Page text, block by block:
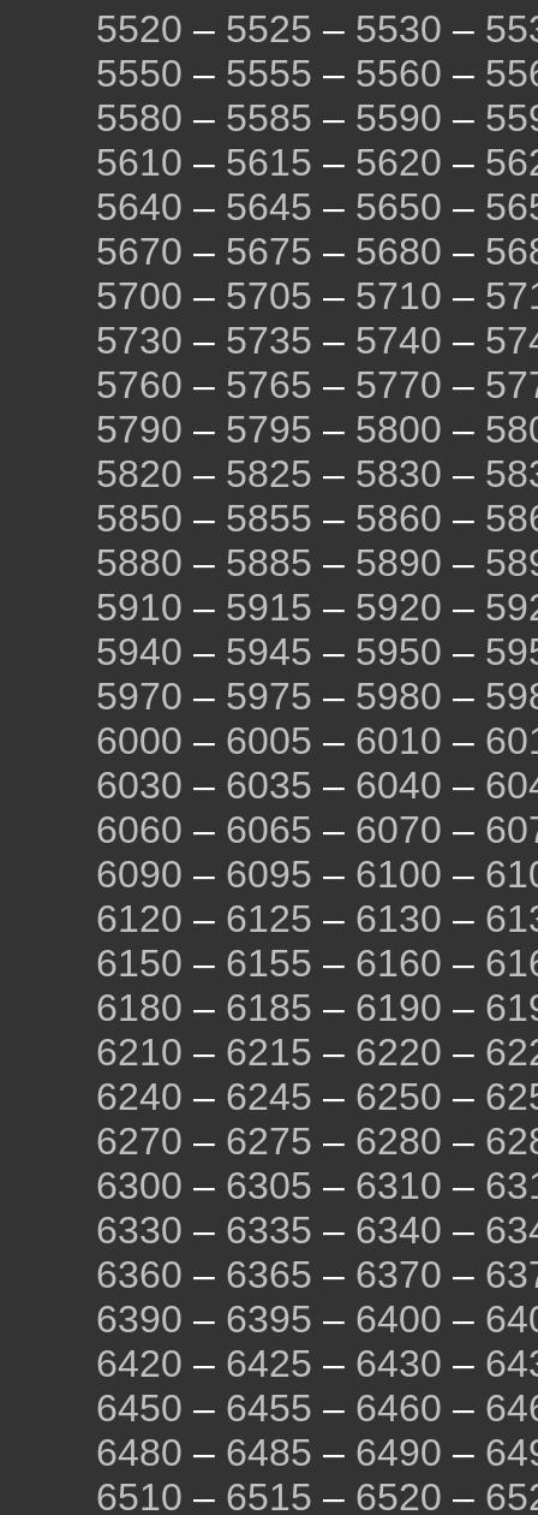
5520 – 5525 – 5530 –
5550 – 5555 – 5560 –
5580 – 5585 – 5590 –
5610 – 5615 – 5620 –
5640 – 5645 – 5650 –
5670 – 5675 – 5680 –
5700 – 5705 – 5710 –
5730 – 5735 – 5740 –
5760 – 5765 – 5770 –
5790 – 5795 – 5800 –
5820 – 5825 – 5830 –
5850 – 5855 – 5860 –
5880 – 5885 – 5890 –
5910 – 5915 – 5920 –
5940 – 5945 – 5950 –
5970 – 5975 – 5980 –
6000 – 6005 – 6010 –
6030 – 6035 – 6040 –
6060 – 6065 – 6070 –
6090 – 6095 – 6100 –
6120 – 6125 – 6130 –
6150 – 6155 – 6160 –
6180 – 6185 – 6190 –
6210 – 6215 – 6220 –
6240 – 6245 – 6250 –
6270 – 6275 – 6280 –
6300 – 6305 – 6310 –
6330 – 6335 – 6340 –
6360 – 6365 – 6370 –
6390 – 6395 – 6400 –
6420 – 6425 – 6430 –
6450 – 6455 – 6460 –
6480 – 6485 – 6490 –
6510 – 6515 – 6520 –